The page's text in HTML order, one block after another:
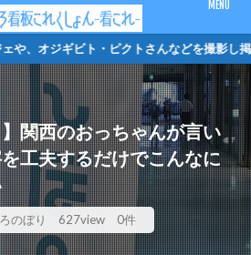
ブジェや、オジギビト・ピ
関西のおっちゃんが言い
工夫するだけでこんなに
のぼり 627view 0件
CLOSE
ード クソキャラ トイレマーク